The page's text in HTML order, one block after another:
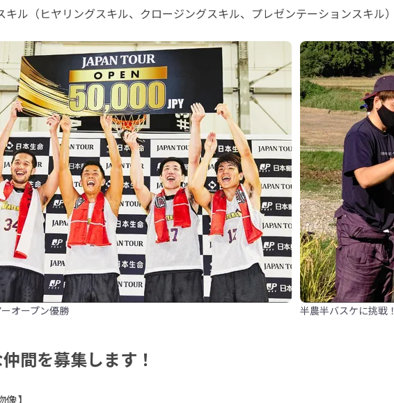
キル（ヒヤリングスキル、クロージングスキル、プレゼンテーションスキル）
オープン優勝 半農半バスケに挑戦！
間を募集します！
】